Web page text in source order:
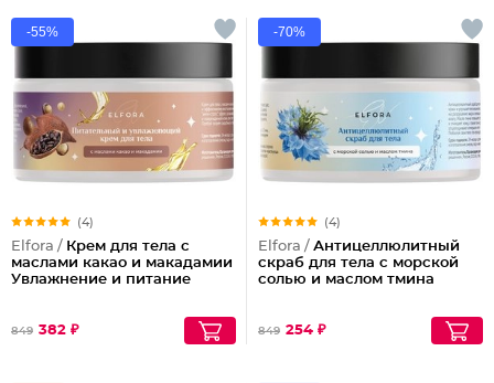
-55%
(4)
Elfora / Крем для тела с
маслами какао и макадамии
Увлажнение и питание
849 382 ₽
-70%
(4)
Elfora / Антицеллюлитный
скраб для тела с морской
солью и маслом тмина
849 254 ₽